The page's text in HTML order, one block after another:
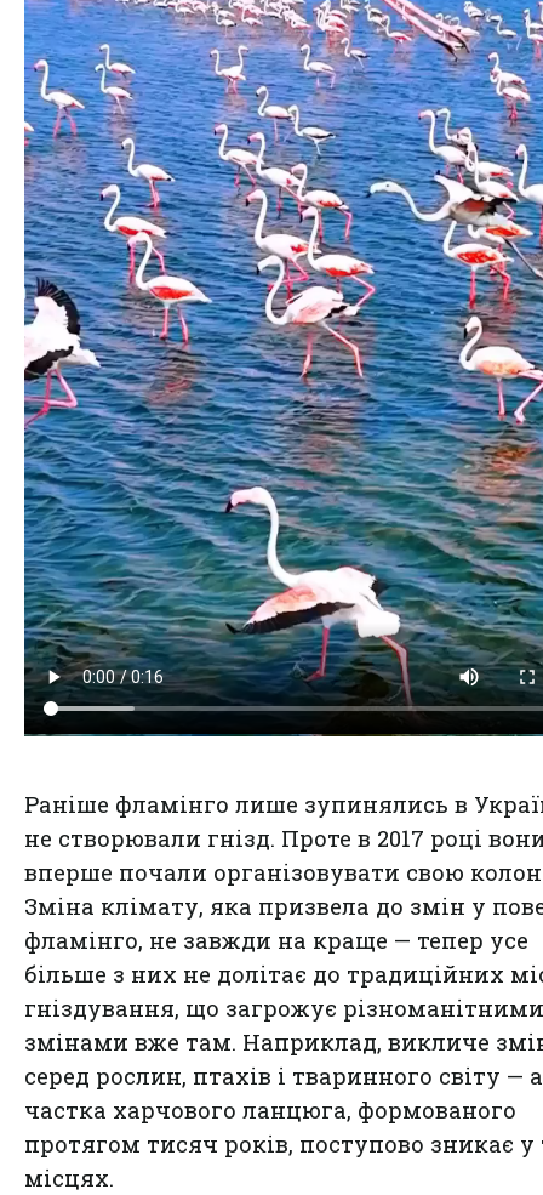
Раніше фламінго лише зупинялись в
не створювали гнізд. Проте в 2017 році
вперше почали організовувати свою
Зміна клімату, яка призвела до змін у
фламінго, не завжди на краще — тепер усе
більше з них не долітає до традиційних
гніздування, що загрожує різноманітними
змінами вже там. Наприклад, викличе
серед рослин, птахів і тваринного світу —
частка харчового ланцюга, формованого
протягом тисяч років, поступово зникає у
місцях.